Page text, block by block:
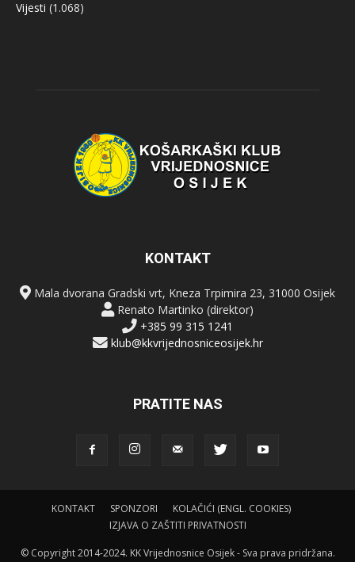
Vijesti (1.068)
KONTAKT
Mala dvorana Gradski vrt, Kneza Trpimira 23, 31000 Osijek
Renato Martinko (direktor)
+385 99 315 1241
klub@kkvrijednosniceosijek.hr
PRATITE NAS
KONTAKT SPONZORI
KOLAČIĆI (ENGL. COOKIES)
IZJAVA O ZAŠTITI PRIVATNOSTI
© Copyright 2014-2024. KK Vrijednosnice Osijek - Sva prava pridržana.